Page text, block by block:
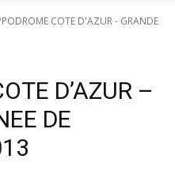
COTE D'AZUR - GRANDE
D’AZUR –
DE